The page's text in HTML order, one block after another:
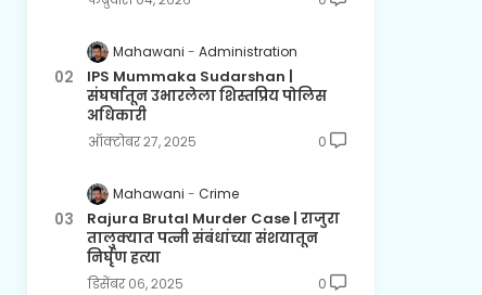
Mahawani Administration
IPS Mummaka Sudarshan |
संघर्षातून उभारलेला शिस्तप्रिय पोलिस
अधिकारी
ऑक्टोबर २७, २०२५ 0
Mahawani Crime
Rajura Brutal Murder Case | राजुरा
तालुक्यात पत्नी संबंधांच्या संशयातून
निर्घृण हत्या
डिसेंबर ०६, २०२५ 0